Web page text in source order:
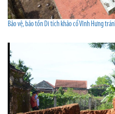
Bảo vệ, bảo tồn Di tích khảo cổ Vĩnh Hưng